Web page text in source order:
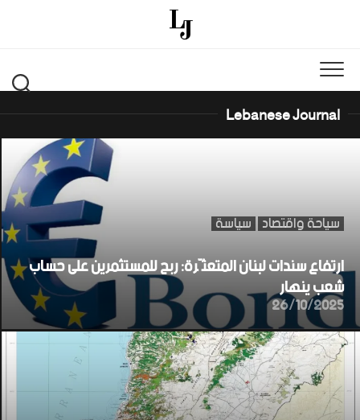
Lebanese Journal
سياحة واقتصاد سياسة
ارتفاع سندات لبنان المتعثّرة: ربح للمستثمرين على حساب
شعب ينهار
26/10/2025